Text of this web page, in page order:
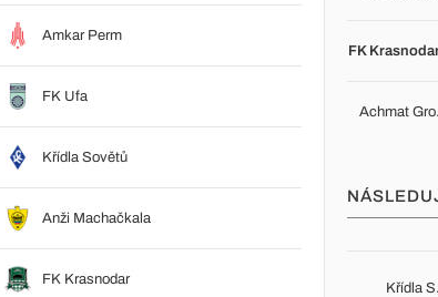
Amkar Perm
FK Ufa
Křídla Sovětů
Anži Machačkala
FK Krasnodar
FK
Achmat Gro.
Křídla S.